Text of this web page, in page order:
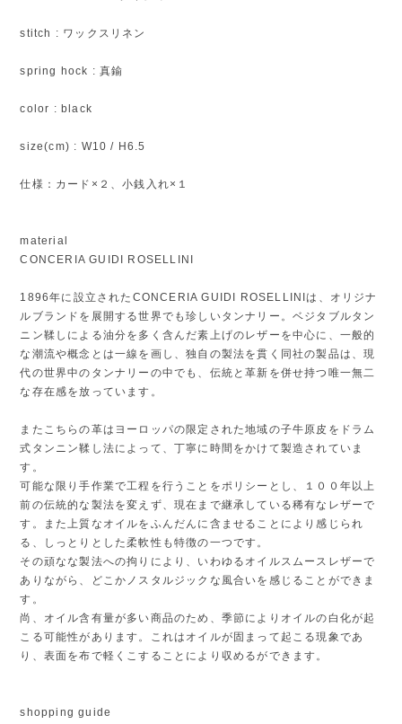
stitch : ワックスリネン
spring hock : 真鍮
color : black
size(cm) : W10 / H6.5
仕様：カード×２、小銭入れ×１
material
CONCERIA GUIDI ROSELLINI
1896年に設立されたCONCERIA GUIDI ROSELLINIは、オリジナ
ルブランドを展開する世界でも珍しいタンナリー。ベジタブルタン
ニン鞣しによる油分を多く含んだ素上げのレザーを中心に、一般的
な潮流や概念とは一線を画し、独自の製法を貫く同社の製品は、現
代の世界中のタンナリーの中でも、伝統と革新を併せ持つ唯一無二
な存在感を放っています。
またこちらの革はヨーロッパの限定された地域の子牛原皮をドラム
式タンニン鞣し法によって、丁寧に時間をかけて製造されていま
す。
可能な限り手作業で工程を行うことをポリシーとし、１００年以上
前の伝統的な製法を変えず、現在まで継承している稀有なレザーで
す。また上質なオイルをふんだんに含ませることにより感じられ
る、しっとりとした柔軟性も特徴の一つです。
その頑なな製法への拘りにより、いわゆるオイルスムースレザーで
ありながら、どこかノスタルジックな風合いを感じることができま
す。
尚、オイル含有量が多い商品のため、季節によりオイルの白化が起
こる可能性があります。これはオイルが固まって起こる現象であ
り、表面を布で軽くこすることにより収めるができます。
shopping guide